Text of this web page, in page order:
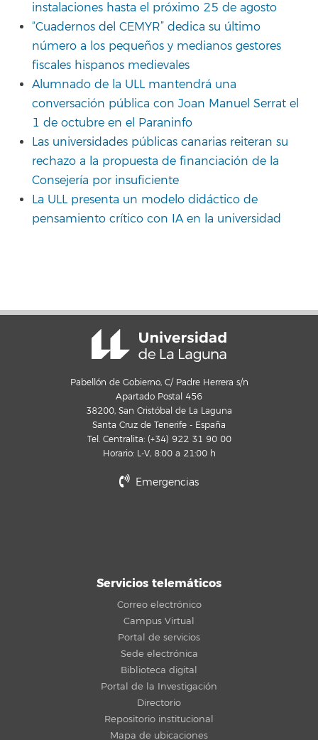
instalaciones hasta el próximo 25 de agosto
“Cuadernos del CEMYR” dedica su último
número a los pequeños y medianos gestores
fiscales hispanos medievales
Alumnado de la ULL mantendrá una
conversación pública con Joan Manuel Serrat el
1 de octubre en el Paraninfo
Las universidades públicas canarias reiteran su
rechazo a la propuesta de financiación de la
Consejería por insuficiente
La ULL presenta un modelo didáctico de
pensamiento crítico con IA en la universidad
Pabellón de Gobierno, C/ Padre Herrera s/n
Apartado Postal 456
38200, San Cristóbal de La Laguna
Santa Cruz de Tenerife - España
Tel. Centralita: (+34) 922 31 90 00
Horario: L-V, 8:00 a 21:00 h
Emergencias
Servicios telemáticos
Correo electrónico
Campus Virtual
Portal de servicios
Sede electrónica
Biblioteca digital
Portal de la Investigación
Directorio
Repositorio institucional
Mapa de ubicaciones